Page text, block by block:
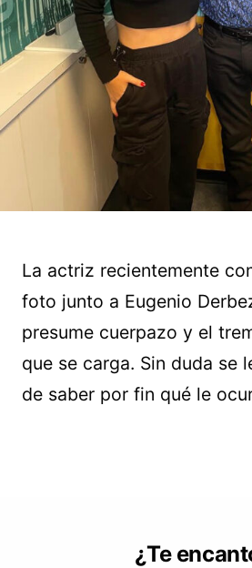
La actriz recientemente
foto junto a Eugenio
presume cuerpazo y el
que se carga. Sin duda se
de saber por fin qué le
¿Te